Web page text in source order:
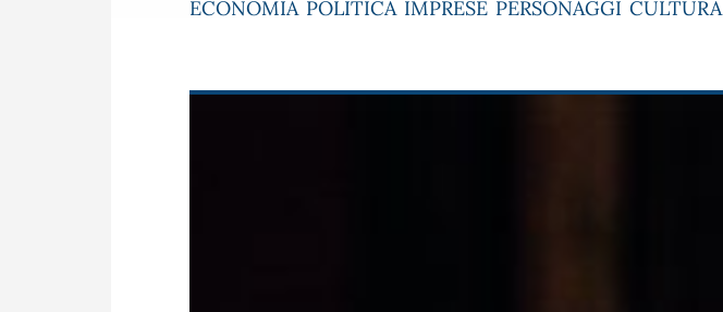
ECONOMIA POLITICA IMPRESE PERSONAGGI CULTURA